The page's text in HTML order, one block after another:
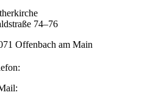
74–76
Offenbach am Main